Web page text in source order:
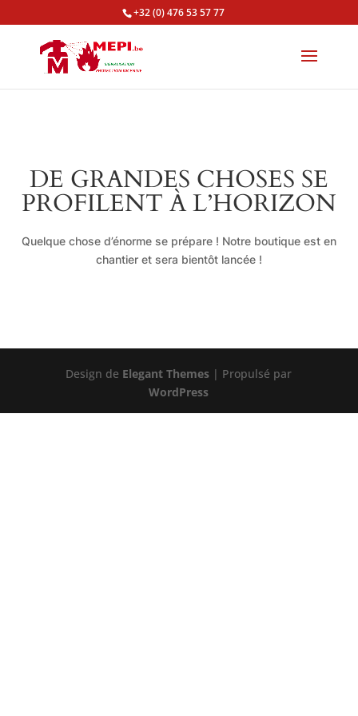
+32 (0) 476 53 57 77
DE GRANDES CHOSES SE
PROFILENT À L’HORIZON
Quelque chose d’énorme se prépare ! Notre boutique est en
chantier et sera bientôt lancée !
Design de Elegant Themes | Propulsé par
WordPress